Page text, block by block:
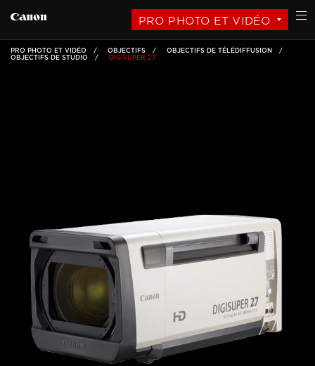
PRO PHOTO ET VIDÉO
PRO PHOTO ET VIDÉO OBJECTIFS
OBJECTIFS DE TÉLÉDIFFUSION
OBJECTIFS DE STUDIO
DIGISUPER 27